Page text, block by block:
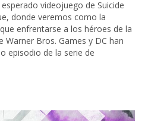
videojuego de Suicide
donde veremos como la
enfrentarse a los héroes de la
Warner Bros. Games y DC han
episodio de la serie de